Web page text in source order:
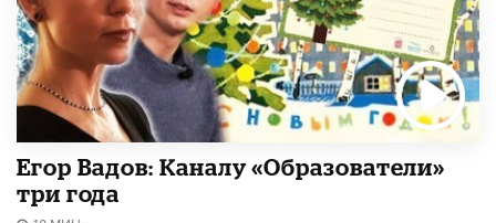
Егор Вадов: Каналу «Образователи»
три года